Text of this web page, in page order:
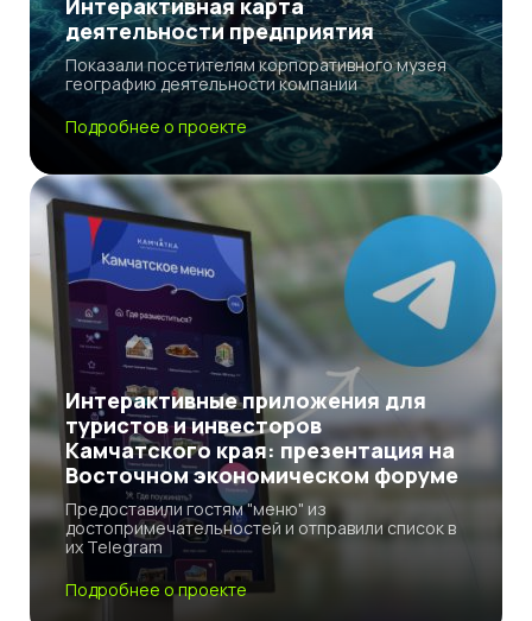
Интерактивная карта
деятельности предприятия
Показали посетителям корпоративного музея
географию деятельности компании
Подробнее о проекте
Интерактивные приложения для
туристов и инвесторов
Камчатского края: презентация на
Восточном экономическом форуме
Предоставили гостям "меню" из
достопримечательностей и отправили список в
их Telegram
Подробнее о проекте